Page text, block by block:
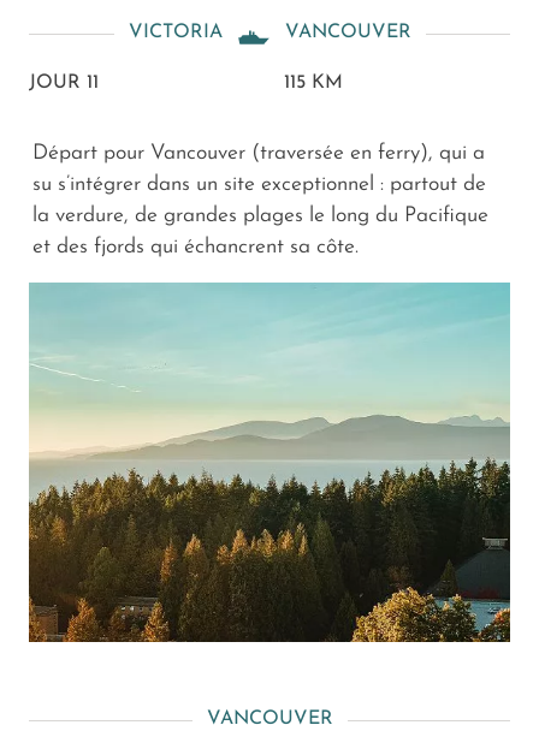
VICTORIA VANCOUVER
JOUR 11 115 KM
Départ pour Vancouver (traversée en ferry), qui a
su s’intégrer dans un site exceptionnel : partout de
la verdure, de grandes plages le long du Pacifique
et des fjords qui échancrent sa côte.
VANCOUVER